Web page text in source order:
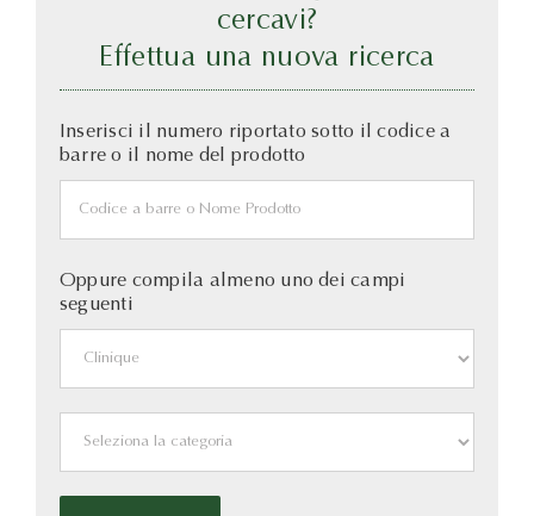
cercavi?
Effettua una nuova ricerca
Inserisci il numero riportato sotto il codice a
barre o il nome del prodotto
Oppure compila almeno uno dei campi
seguenti